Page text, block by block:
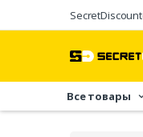
Все товары